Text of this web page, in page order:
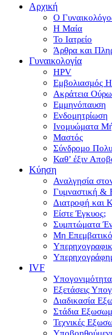
Αρχική
Ο
Η Μαία
Το Ιατρείο
Άρθρα και
Γυναικολογία
HPV
Εμβολιασμός
Ακράτεια
Εμμηνόπαυση
Ενδομητρίωση
Ινομυώματα
Μαστός
Σύνδρομο
Καθ’ έξιν
Κύηση
Αναλγησία
Γυμναστική &
Διατροφή και
Είστε Έγκυος;
Συμπτώματα
Μη
IVF
Υπογονιμότητα
Εξετάσεις
Διαδικασία
Στάδια
Τεχνικές